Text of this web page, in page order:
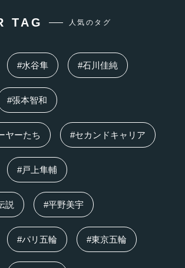
TAG 人気のタグ
#水谷隼 #石川佳純
#張本智和
ヤーたち #セカンドキャリア
#戸上隼輔
説 #平野美宇
#パリ五輪 #東京五輪